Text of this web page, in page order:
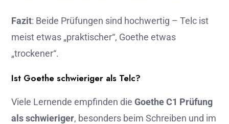
Fazit: Beide Prüfungen sind hochwertig – Telc ist
meist etwas „praktischer“, Goethe etwas
„trockener“.
Ist Goethe schwieriger als Telc?
Viele Lernende empfinden die Goethe C1 Prüfung
als schwieriger, besonders beim Schreiben und im